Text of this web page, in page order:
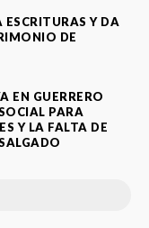
ESCRITURAS Y DA
DE
EN GUERRERO
PARA
Y LA FALTA DE